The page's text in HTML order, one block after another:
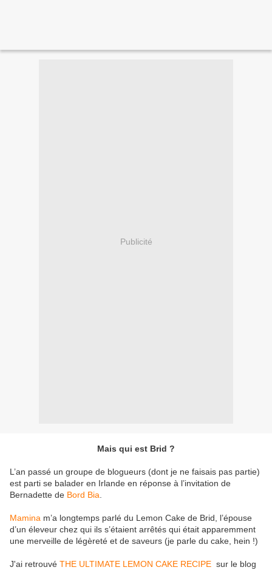
Publicité
Mais qui est Brid ?
L’an passé un groupe de blogueurs (dont je ne faisais pas partie)
est parti se balader en Irlande en réponse à l’invitation de
Bernadette de Bord Bia
Mamina m’a longtemps parlé du Lemon Cake de Brid, l’épouse
d’un éleveur chez qui ils s’étaient arrêtés qui était apparemment
une merveille de légèreté et de saveurs (je parle du cake, hein !)
J'ai retrouvé THE ULTIMATE LEMON CAKE RECIPE sur le blog